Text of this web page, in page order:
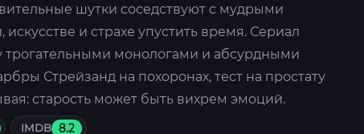
шутки соседствуют с мудрыми
и страхе упустить время. Сериал
трогательными монологами и абсурдными
Стрейзанд на похоронах, тест на простату
старость может быть вихрем эмоций.
IMDB 8.2